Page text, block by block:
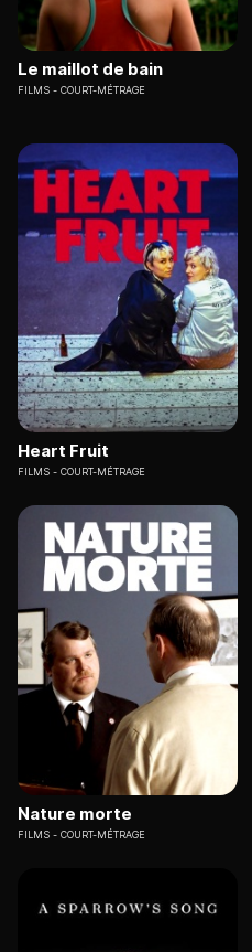
Le maillot de bain
FILMS COURT-MÉTRAGE
Heart Fruit
FILMS COURT-MÉTRAGE
Nature morte
FILMS COURT-MÉTRAGE